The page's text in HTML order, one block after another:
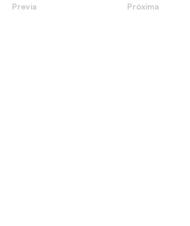
Previa Próxima